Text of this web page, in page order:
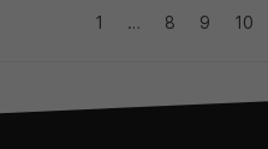
1 … 8 9 10